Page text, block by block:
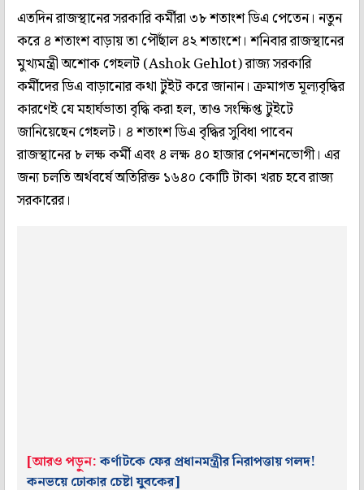
এতদিন রাজস্থানের সরকারি কর্মীরা ৩৮ শতাংশ ডিএ পেতেন। নতুন
করে ৪ শতাংশ বাড়ায় তা পৌঁছাল ৪২ শতাংশে। শনিবার রাজস্থানের
মুখ্যমন্ত্রী অশোক গেহলট (Ashok Gehlot) রাজ্য সরকারি
কর্মীদের ডিএ বাড়ানোর কথা টুইট করে জানান। ক্রমাগত মূল্যবৃদ্ধির
কারণেই যে মহার্ঘভাতা বৃদ্ধি করা হল, তাও সংক্ষিপ্ত টুইটে
জানিয়েছেন গেহলট। ৪ শতাংশ ডিএ বৃদ্ধির সুবিধা পাবেন
রাজস্থানের ৮ লক্ষ কর্মী এবং ৪ লক্ষ ৪০ হাজার পেনশনভোগী। এর
জন্য চলতি অর্থবর্ষে অতিরিক্ত ১৬৪০ কোটি টাকা খরচ হবে রাজ্য
সরকারের।
[আরও পড়ুন:কর্ণাটকে ফের প্রধানমন্ত্রীর নিরাপত্তায় গলদ!
কনভয়ে ঢোকার চেষ্টা যুবকের]